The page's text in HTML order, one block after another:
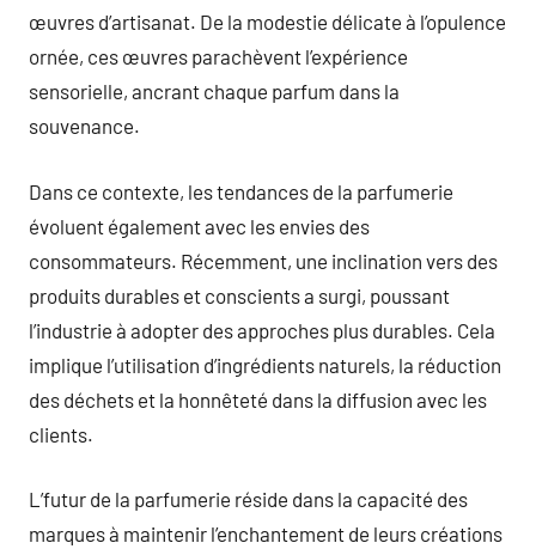
œuvres d’artisanat. De la modestie délicate à l’opulence
ornée, ces œuvres parachèvent l’expérience
sensorielle, ancrant chaque parfum dans la
souvenance.
Dans ce contexte, les tendances de la parfumerie
évoluent également avec les envies des
consommateurs. Récemment, une inclination vers des
produits durables et conscients a surgi, poussant
l’industrie à adopter des approches plus durables. Cela
implique l’utilisation d’ingrédients naturels, la réduction
des déchets et la honnêteté dans la diffusion avec les
clients.
L’futur de la parfumerie réside dans la capacité des
marques à maintenir l’enchantement de leurs créations